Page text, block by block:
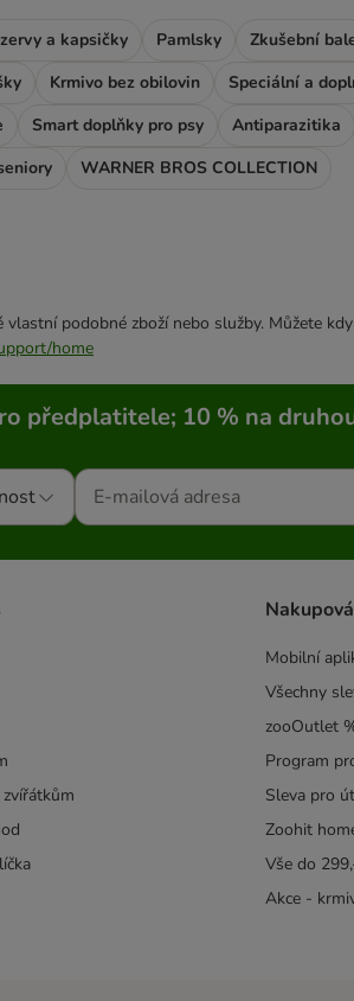
a kapsičky Pamlsky Zkušební
Krmivo bez obilovin Speciální a
Smart doplňky pro psy Antiparazitika
WARNER BROS COLLECTION
podobné zboží nebo služby. Můžete
home
předplatitele; 10 % na
Mobilní
Všechny
zooOutlet
Program
Sleva pro
Zoohit
Vše do
Akce -